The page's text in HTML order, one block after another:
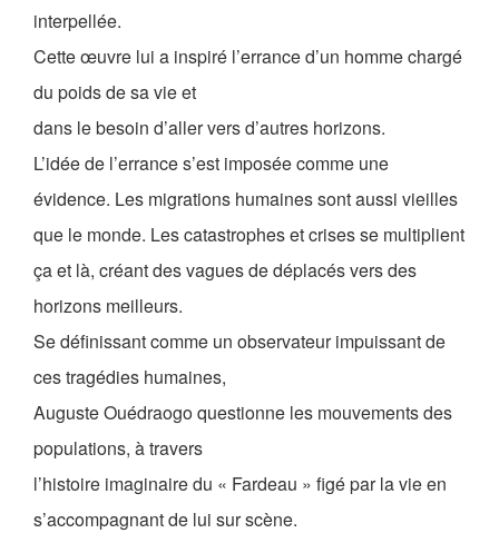
interpellée.
Cette œuvre lui a inspiré l’errance d’un homme chargé
du poids de sa vie et
dans le besoin d’aller vers d’autres horizons.
L’idée de l’errance s’est imposée comme une
évidence. Les migrations humaines sont aussi vieilles
que le monde. Les catastrophes et crises se multiplient
ça et là, créant des vagues de déplacés vers des
horizons meilleurs.
Se définissant comme un observateur impuissant de
ces tragédies humaines,
Auguste Ouédraogo questionne les mouvements des
populations, à travers
l’histoire imaginaire du « Fardeau » figé par la vie en
s’accompagnant de lui sur scène.